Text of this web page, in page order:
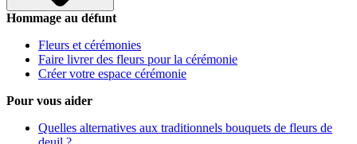
Hommage au défunt
Fleurs et cérémonies
Faire livrer des fleurs pour la cérémonie
Créer votre espace cérémonie
Pour vous aider
Quelles alternatives aux traditionnels bouquets de fleurs de